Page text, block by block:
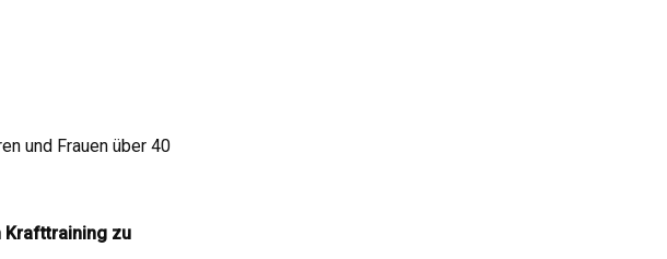
und Frauen über 40
Krafttraining zu